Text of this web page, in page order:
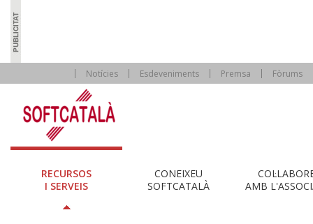
Notícies Esdeveniments Premsa Fòrums
RECURSOS
I SERVEIS
CONEIXEU
SOFTCATALÀ
AMB